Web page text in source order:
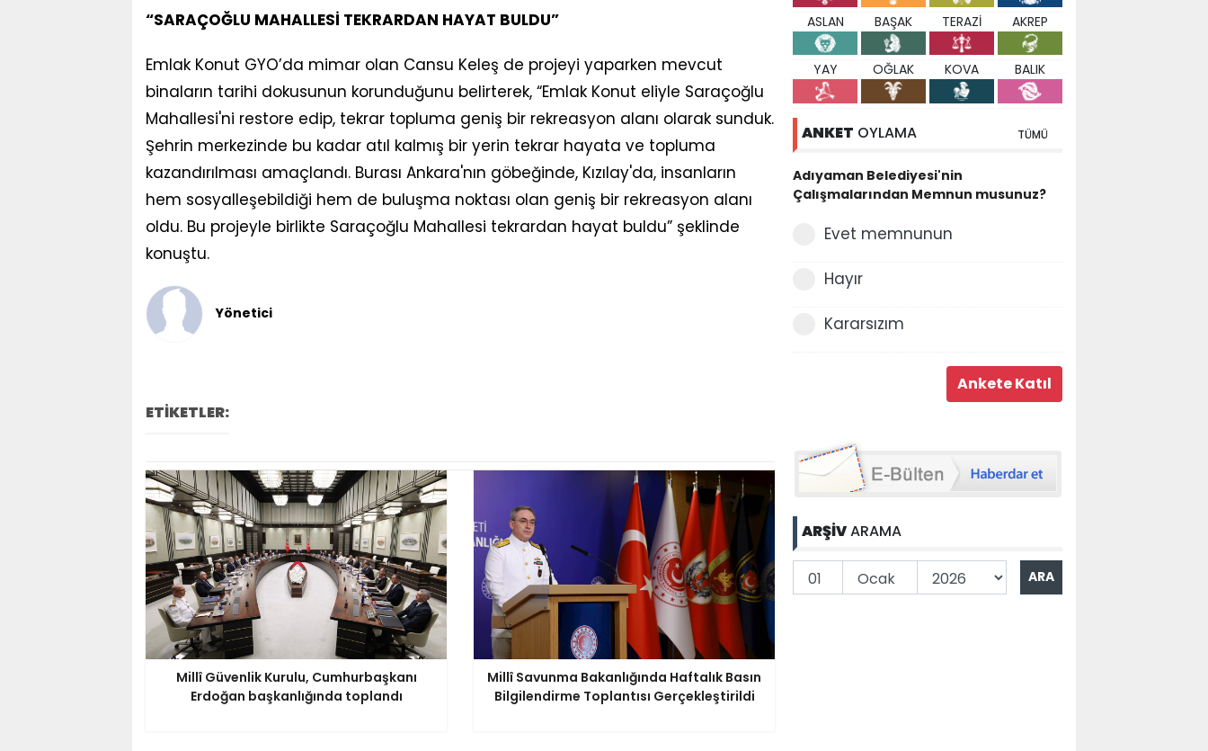
“SARAÇOĞLU MAHALLESİ TEKRARDAN HAYAT BULDU”
Emlak Konut GYO’da mimar olan Cansu Keleş de projeyi yaparken mevcut
binaların tarihi dokusunun korunduğunu belirterek, “Emlak Konut eliyle Saraçoğlu
Mahallesi'ni restore edip, tekrar topluma geniş bir rekreasyon alanı olarak sunduk.
Şehrin merkezinde bu kadar atıl kalmış bir yerin tekrar hayata ve topluma
kazandırılması amaçlandı. Burası Ankara'nın göbeğinde, Kızılay'da, insanların
hem sosyalleşebildiği hem de buluşma noktası olan geniş bir rekreasyon alanı
oldu. Bu projeyle birlikte Saraçoğlu Mahallesi tekrardan hayat buldu” şeklinde
konuştu.
Yönetici
ETİKETLER:
Millî Güvenlik Kurulu, Cumhurbaşkanı
Erdoğan başkanlığında toplandı
Millî Savunma Bakanlığında Haftalık Basın
Bilgilendirme Toplantısı Gerçekleştirildi
ASLAN BAŞAK TERAZİ AKREP
YAY OĞLAK KOVA BALIK
ANKET OYLAMA TÜMÜ
Adıyaman Belediyesi'nin
Çalışmalarından Memnun musunuz?
Evet memnunun
Hayır
Kararsızım
ARŞİVARAMA